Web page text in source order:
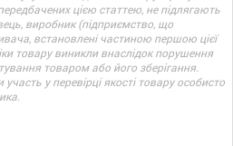
цією статтею, не підлягають
виробник (підприємство, що
встановлені частиною першою цієї
товару виникли внаслідок порушення
товаром або його зберігання.
у перевірці якості товару особисто